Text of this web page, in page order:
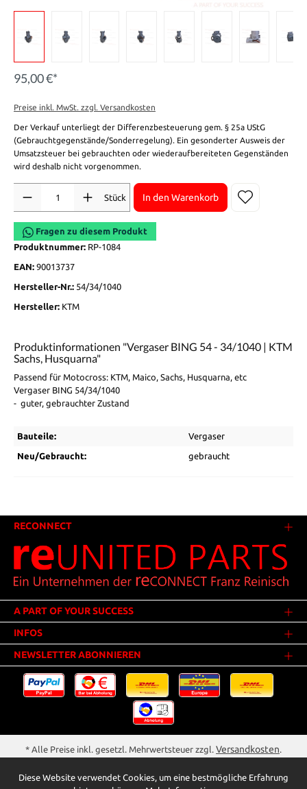
95,00 €*
Preise inkl. MwSt. zzgl. Versandkosten
Der Verkauf unterliegt der Differenzbesteuerung gem. § 25a UStG
(Gebrauchtgegenstände/Sonderregelung). Ein gesonderter Ausweis der
Umsatzsteuer bei gebrauchten oder wiederaufbereiteten Gegenständen
wird deshalb nicht vorgenommen.
Stück
In den Warenkorb
Fragen zu diesem Produkt
Produktnummer: RP-1084
EAN: 90013737
Hersteller-Nr.: 54/34/1040
Hersteller: KTM
Produktinformationen "Vergaser BING 54 - 34/1040 | KTM
Sachs, Husquarna"
Passend für Motocross: KTM, Maico, Sachs, Husquarna, etc
Vergaser BING 54/34/1040
- guter, gebrauchter Zustand
Bauteile: Vergaser
Neu/Gebraucht: gebraucht
RECONNECT
A PART OF YOUR SUCCESS
INFOS
NEWSLETTER ABONNIEREN
* Alle Preise inkl. gesetzl. Mehrwertsteuer zzgl. Versandkosten.
** Der Verkauf unterliegt der Differenzbesteuerung gem. § 25a UStG
Diese Website verwendet Cookies, um eine bestmögliche Erfahrung